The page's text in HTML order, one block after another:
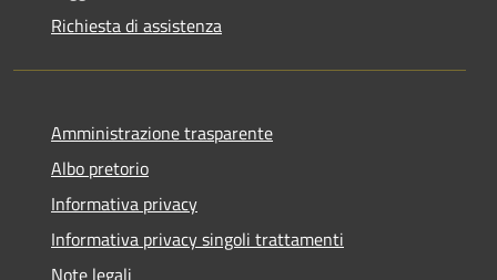
Richiesta di assistenza
Amministrazione trasparente
Albo pretorio
Informativa privacy
Informativa privacy singoli trattamenti
Note legali